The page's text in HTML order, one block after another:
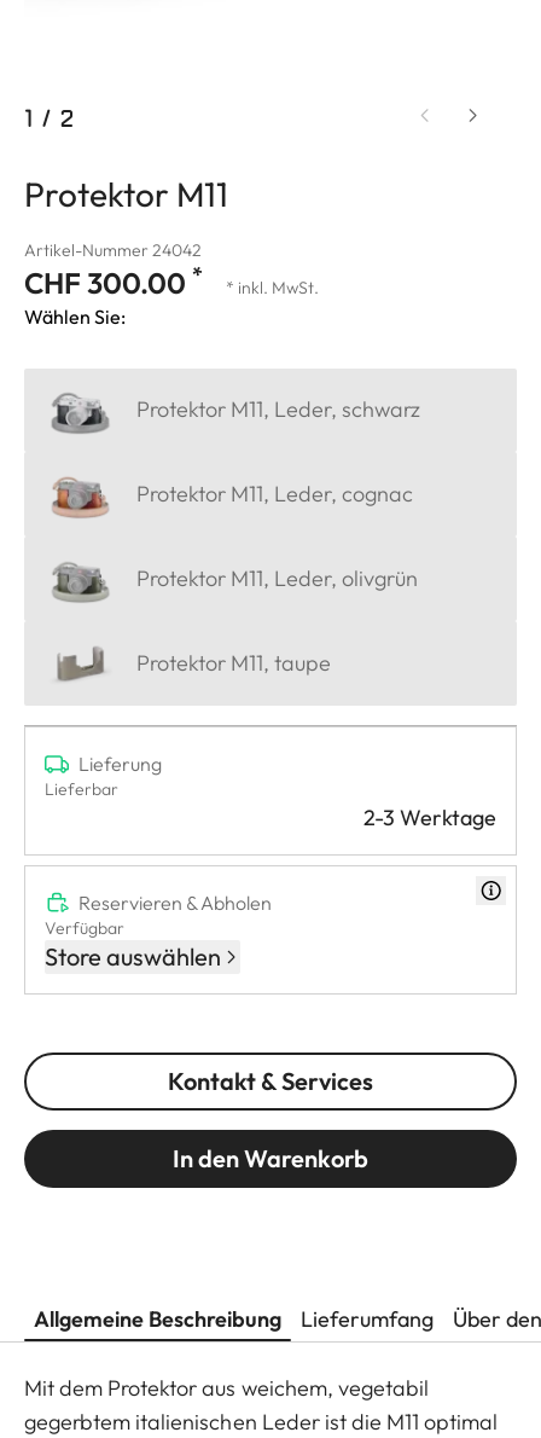
1 / 2
Protektor M11
Artikel-Nummer 24042
CHF 300.00 * * inkl. MwSt.
Wählen Sie:
Protektor M11, Leder, schwarz
Protektor M11, Leder, cognac
Protektor M11, Leder, olivgrün
Protektor M11, taupe
Lieferung
Lieferbar
2-3 Werktage
Reservieren & Abholen
Verfügbar
Store auswählen
Kontakt & Services
In den Warenkorb
Allgemeine Beschreibung Lieferumfang Über
Mit dem Protektor aus weichem, vegetabil
gegerbtem italienischen Leder ist die M11 optimal